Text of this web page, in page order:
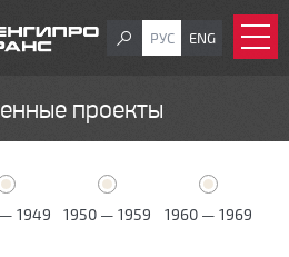
РУС ENG
проекты
1949 1950 — 1959 1960 — 1969